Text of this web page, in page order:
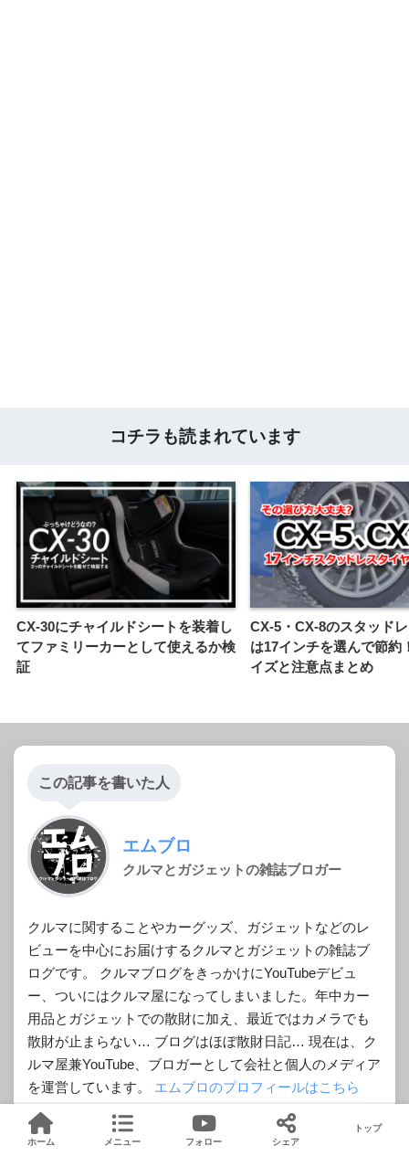
コチラも読まれています
CX-30にチャイルドシートを装着し
てファミリーカーとして使えるか検
証
CX-5・CX-8のスタッド
は17インチを選んで節約
イズと注意点まとめ
この記事を書いた人
エムブロ
クルマとガジェットの雑誌ブロガー
クルマに関することやカーグッズ、ガジェットなどのレ
ビューを中心にお届けするクルマとガジェットの雑誌ブ
ログです。 クルマブログをきっかけにYouTubeデビュ
ー、ついにはクルマ屋になってしまいました。年中カー
用品とガジェットでの散財に加え、最近ではカメラでも
散財が止まらない… ブログはほぼ散財日記… 現在は、ク
ルマ屋兼YouTube、ブロガーとして会社と個人のメディア
を運営しています。 エムブロのプロフィールはこちら
ホーム メニュー フォロー シェア
トップ